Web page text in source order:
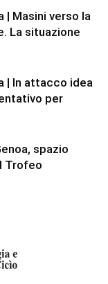
| Masini verso la
La situazione
| In attacco idea
per
spazio
Trofeo